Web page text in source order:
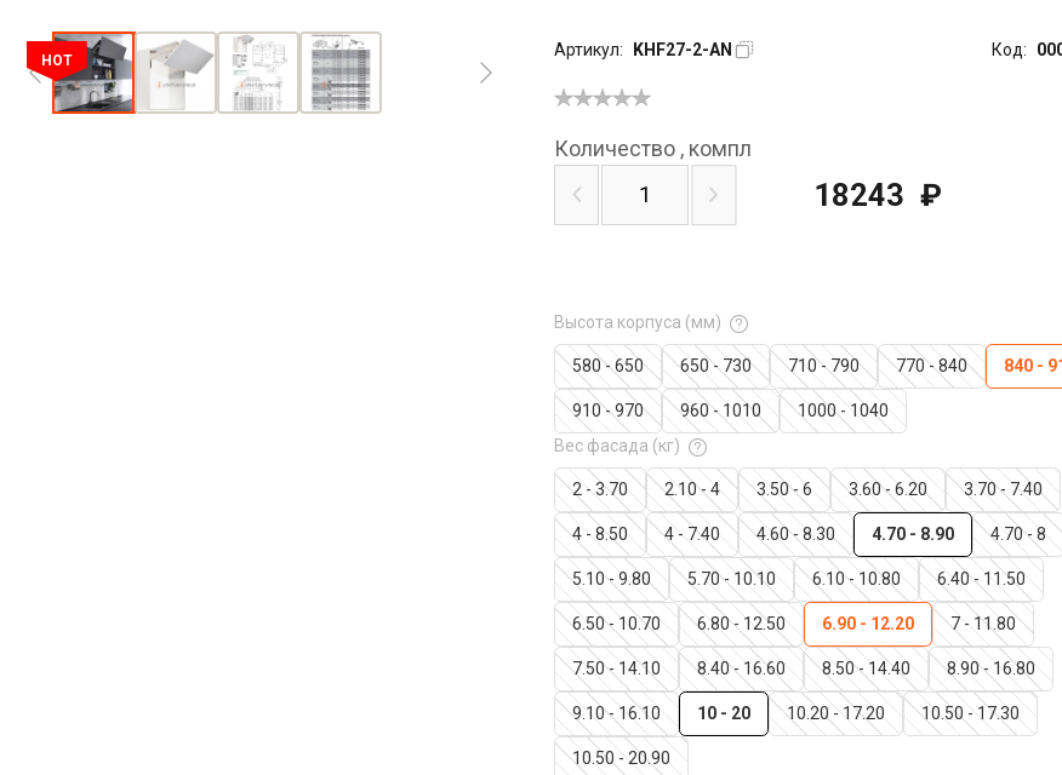
HOT
Артикул: KHF27-2-AN Код:
Высота корпуса (мм)
580 - 650 650 - 730 710 - 790 770 - 840 840 -
910 - 970 960 - 1010
1000 - 1040
Вес фасада (кг)
2 - 3.70 2.10 - 4 3.50 - 6 3.60 - 6.20 3.70 - 7.40
4 - 8.50 4 - 7.40 4.60 - 8.30 4.70 - 8.90 4.70 - 8
5.10 - 9.80 5.70 - 10.10 6.10 - 10.80 6.40 - 11.50
6.50 - 10.70 6.80 - 12.50 6.90 - 12.20 7 - 11.80
7.50 - 14.10 8.40 - 16.60 8.50 - 14.40 8.90 - 16.80
9.10 - 16.10 10 - 20 10.20 - 17.20 10.50 - 17.30
10.50 - 20.90
Количество , компл
18243 ₽